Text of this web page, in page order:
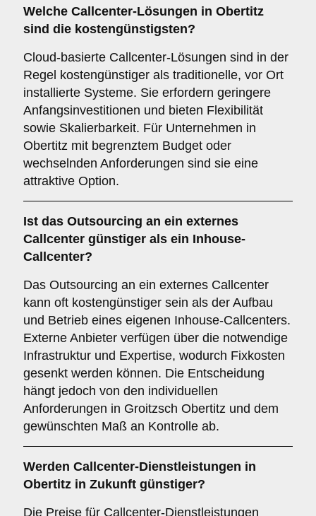
Welche Callcenter-Lösungen in Obertitz
sind die kostengünstigsten?
Cloud-basierte Callcenter-Lösungen sind in der
Regel kostengünstiger als traditionelle, vor Ort
installierte Systeme. Sie erfordern geringere
Anfangsinvestitionen und bieten Flexibilität
sowie Skalierbarkeit. Für Unternehmen in
Obertitz mit begrenztem Budget oder
wechselnden Anforderungen sind sie eine
attraktive Option.
Ist das Outsourcing an ein externes
Callcenter günstiger als ein Inhouse-
Callcenter?
Das Outsourcing an ein externes Callcenter
kann oft kostengünstiger sein als der Aufbau
und Betrieb eines eigenen Inhouse-Callcenters.
Externe Anbieter verfügen über die notwendige
Infrastruktur und Expertise, wodurch Fixkosten
gesenkt werden können. Die Entscheidung
hängt jedoch von den individuellen
Anforderungen in Groitzsch Obertitz und dem
gewünschten Maß an Kontrolle ab.
Werden Callcenter-Dienstleistungen in
Obertitz in Zukunft günstiger?
Die Preise für Callcenter-Dienstleistungen